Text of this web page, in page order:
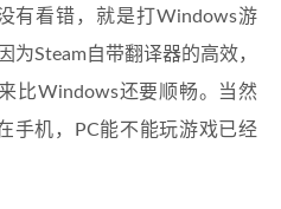
有看错，就是打Windows游
为Steam自带翻译器的高效，
比Windows还要顺畅。当然
手机，PC能不能玩游戏已经